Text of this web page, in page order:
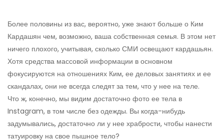
Более половины из вас, вероятно, уже знают больше о Ким
Кардашян чем, возможно, ваша собственная семья. В этом нет
ничего плохого, учитывая, сколько СМИ освещают кардашьян.
Хотя средства массовой информации в основном
фокусируются на отношениях Ким, ее деловых занятиях и ее
скандалах, они не всегда следят за тем, что у нее на теле.
Что ж, конечно, мы видим достаточно фото ее тела в
Instagram, в том числе без одежды. Вы когда-нибудь
задумывались, достаточно ли у нее храбрости, чтобы нанести
татуировку на свое пышное тело?